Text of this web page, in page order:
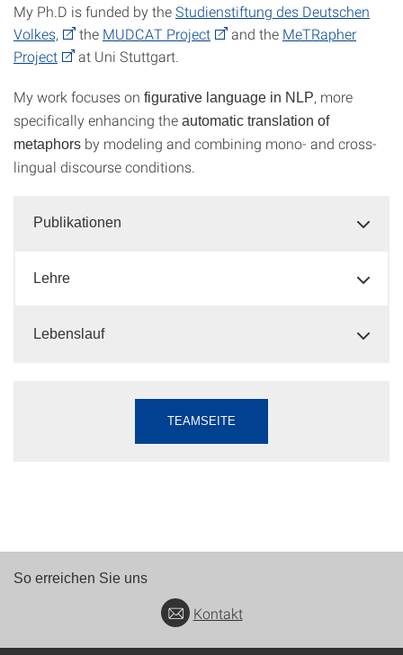
My Ph.D is funded by theStudienstiftung des Deutschen
Volkes,
the MUDCAT Project and the MeTRapher
Project
at Uni Stuttgart.
My work focuses on figurative language in NLP, more
specifically enhancing the automatic translation of
metaphors by modeling and combining mono- and cross-
lingual discourse conditions.
Publikationen
Lehre
Lebenslauf
TEAMSEITE
So erreichen Sie uns
Kontakt